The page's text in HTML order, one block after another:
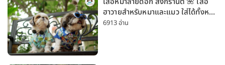
ฮาวายสำหรับหมาและแมว ใส่ได้ทั้งหมา
เล็กและหมาใหญ่ ใส่เที่ยวทะเลน่ารัก
6913 อ่าน